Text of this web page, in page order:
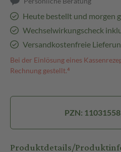
Heute bestellt und morgen
Wechselwirkungscheck
Versandkostenfreie
Bei der Einlösung eines
Rechnung gestellt.⁴
PZN: 11031558
Produktdetails/